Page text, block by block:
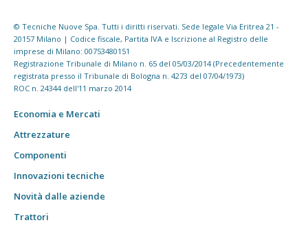
© Tecniche Nuove Spa. Tutti i diritti riservati. Sede legale Via Eritrea 21 -
20157 Milano | Codice fiscale, Partita IVA e Iscrizione al Registro delle
imprese di Milano: 00753480151
Registrazione Tribunale di Milano n. 65 del 05/03/2014 (Precedentemente
registrata presso il Tribunale di Bologna n. 4273 del 07/04/1973)
ROC n. 24344 dell'11 marzo 2014
Economia e Mercati
Attrezzature
Componenti
Innovazioni tecniche
Novità dalle aziende
Trattori